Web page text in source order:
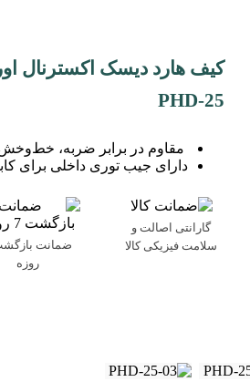
PHD-25
مقاوم در برابر ضربه،
دارای جیب توری داخلی برای
گارانتی اصالت و
سلامت فیزیکی کالا
روزه